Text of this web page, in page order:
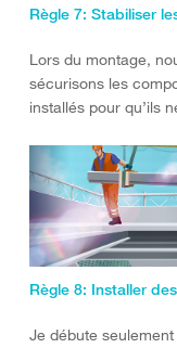
Lors du montage,
sécurisons les
installés pour qu’ils
Je débute